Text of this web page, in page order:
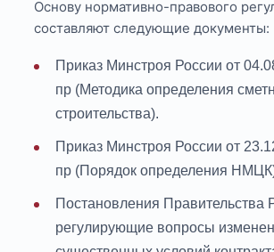
Основу нормативно-правового
составляют следующие документы:
Приказ Минстроя России от
пр (Методика определения
строительства).
Приказ Минстроя России от
пр (Порядок определения
Постановления Правительства
регулирующие вопросы